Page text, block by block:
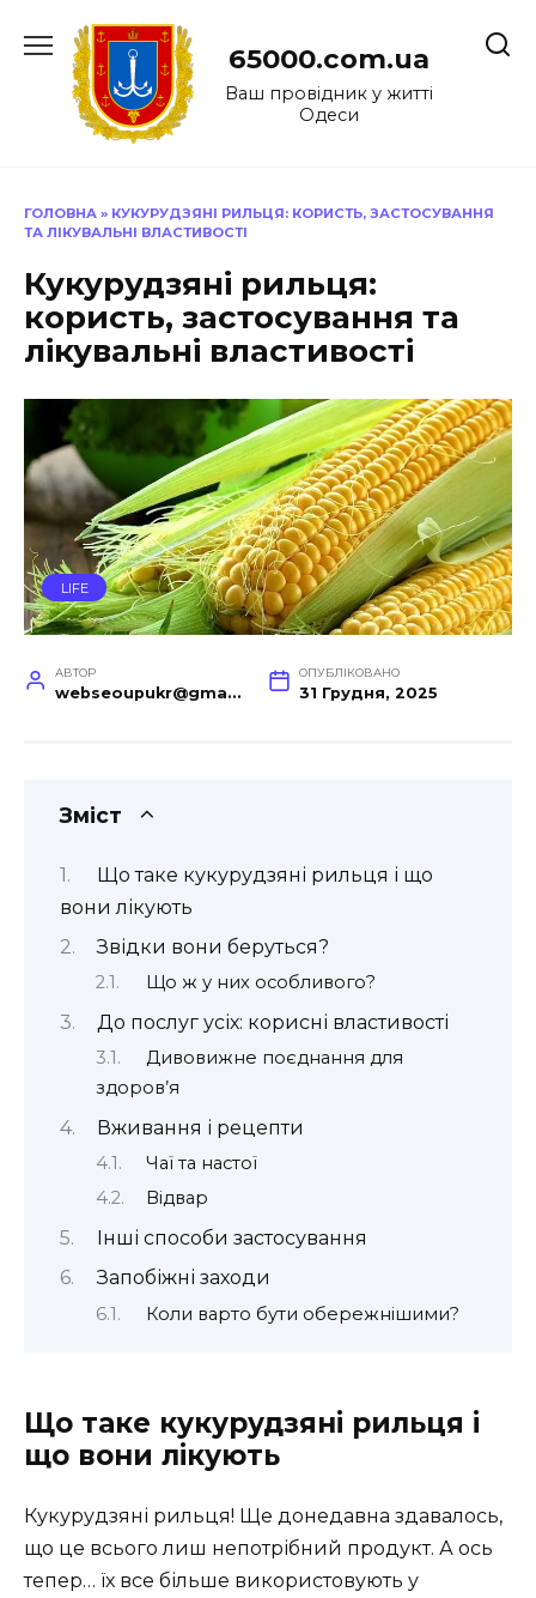
до
65000.com.ua
Ваш провідник у житті
Одеси
ГОЛОВНА » КУКУРУДЗЯНІ РИЛЬЦЯ: КОРИСТЬ, ЗАСТОСУВАННЯ
ТА ЛІКУВАЛЬНІ ВЛАСТИВОСТІ
Кукурудзяні рильця:
користь, застосування та
лікувальні властивості
LIFE
АВТОР
webseoupukr@gmail.com
ОПУБЛІКОВАНО
31 Грудня, 2025
Зміст
Що таке кукурудзяні рильця і що
вони лікують
Звідки вони беруться?
Що ж у них особливого?
До послуг усіх: корисні властивості
Дивовижне поєднання для
здоров’я
Вживання і рецепти
Чаї та настої
Відвар
Інші способи застосування
Запобіжні заходи
Коли варто бути обережнішими?
Що таке кукурудзяні рильця і
що вони лікують
Кукурудзяні рильця! Ще донедавна здавалось,
що це всього лиш непотрібний продукт. А ось
тепер… їх все більше використовують у